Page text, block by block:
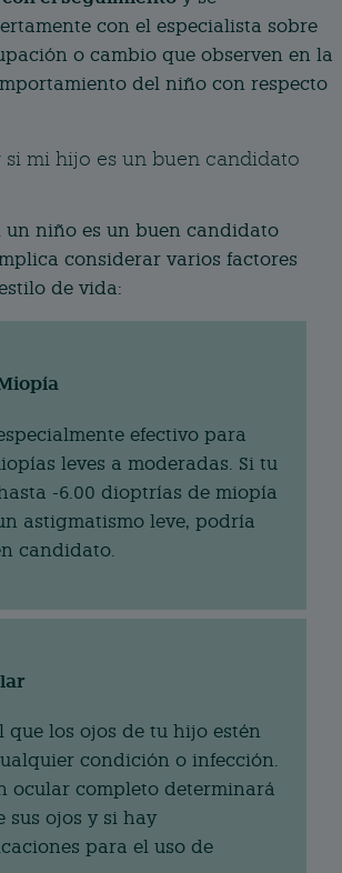
con el especialista sobre
o cambio que observen en la
del niño con respecto
si mi hijo es un buen candidato
un niño es un buen candidato
considerar varios factores
de vida:
efectivo para
leves a moderadas. Si tu
-6.00 dioptrías de miopía
astigmatismo leve, podría
candidato.
que los ojos de tu hijo estén
condición o infección.
ocular completo determinará
sus ojos y si hay
para el uso de